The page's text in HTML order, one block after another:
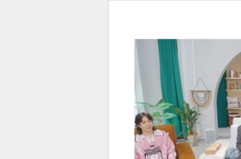
즐겨찾기
많이 본 뉴스 최신 뉴스 연예